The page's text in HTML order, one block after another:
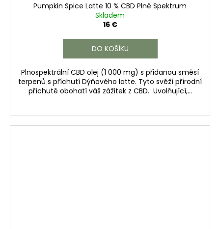
Pumpkin Spice Latte 10 % CBD Plné Spektrum
Skladem
16 €
DO KOŠÍKU
Plnospektrální CBD olej (1 000 mg) s přidanou směsí
terpenů s příchutí Dýňového latte. Tyto svěží přírodní
příchutě obohatí váš zážitek z CBD. Uvolňující,...